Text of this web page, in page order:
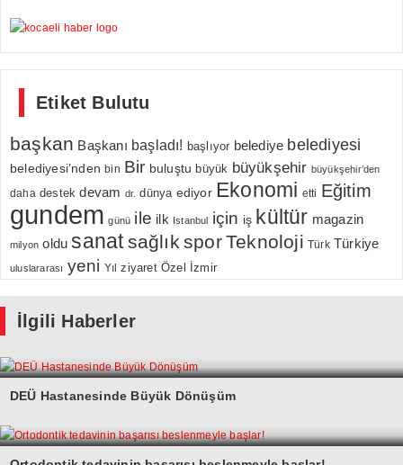
Etiket Bulutu
başkan Başkanı başladı! başlıyor belediye belediyesi
belediyesi’nden bin Bir buluştu büyük büyükşehir büyükşehir’den
daha destek devam dr. dünya ediyor Ekonomi etti Eğitim
gundem günü ile ilk Istanbul için iş kültür magazin
milyon oldu sanatsağlık sporTeknoloji Türk Türkiye
uluslararası yeni Yıl ziyaret Özel İzmir
İlgili Haberler
DEÜ Hastanesinde Büyük Dönüşüm